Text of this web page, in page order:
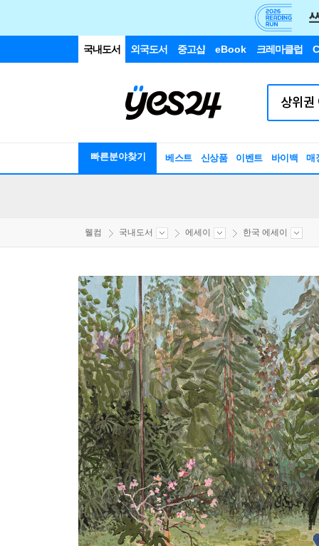
국내도서 외국도서 중고샵 eBook 크레마클럽
빠른분야찾기 베스트 신상품 이벤트 바이백 매
웰컴 국내도서 에세이 한국 에세이